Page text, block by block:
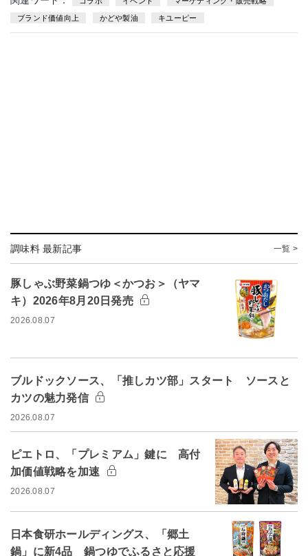
ブランド価値向上 かどや製油 キユーピー
調味料 最新記事 一覧 >
豚しゃぶ野菜鍋つゆ＜かつお＞（ヤマ
キ）2026年8月20日発売
2026.08.07
ブルドックソース、「推しカツ部」スタート ソースと
カツの魅力発信
2026.08.07
ピエトロ、「プレミアム」鍵に 高付
加価値戦略を加速
2026.08.07
日本食研ホールディングス、「郷土
鍋」に新4品 鍋つゆでふるさと応援